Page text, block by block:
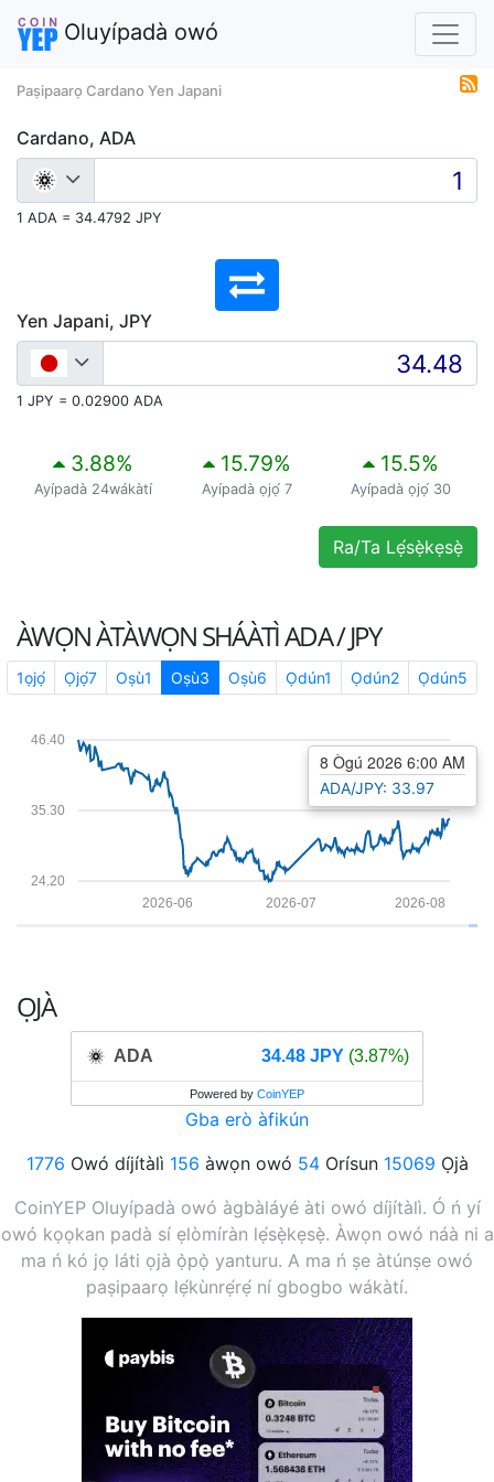
Oluyípadà owó
Paṣipaarọ Cardano Yen Japani
Cardano, ADA
1 ADA = 34.4792 JPY
Yen Japani, JPY
1 JPY = 0.02900 ADA
3.88%
Ayípadà 24wákàtí
15.79%
Ayípadà ọjọ́ 7
15.5%
Ayípadà ọjọ́ 30
Ra/Ta Lẹ́sẹ̀kẹsẹ̀
ÀWỌN ÀTÀWỌN SHÁÀTÌADA / JPY
1ọjọ́ Ọjọ́7 Oṣù1 Oṣù3 Oṣù6 Ọdún1 Ọdún2 Ọdún5
24.20
35.30
46.40
2026-08
2026-07
2026-06
8 Ògú 2026 6:00 AM
ADA/JPY: 33.97
ỌJÀ
ADA 34.48 JPY (3.87%)
Powered by CoinYEP
Gba erò àfikún
1776 Owó díjítàlì 156 àwọn owó 54Orísun 15069 Ọjà
CoinYEP Oluyípadà owó àgbàláyé àti owó díjítàlì. Ó ń yí
owó kọọkan padà sí ẹlòmíràn lẹ́sẹ̀kẹsẹ̀. Àwọn owó náà ni a
ma ń kó jọ láti ọjà ọ̀pọ̀ yanturu. A ma ń ṣe àtúnṣe owó
paṣipaarọ lẹ́kùnrẹ́rẹ́ ní gbogbo wákàtí.